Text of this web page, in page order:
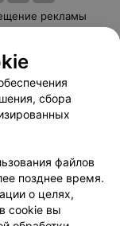
рекламы
оплаты
сбора
файлов
позднее время.
о целях,
cookie вы